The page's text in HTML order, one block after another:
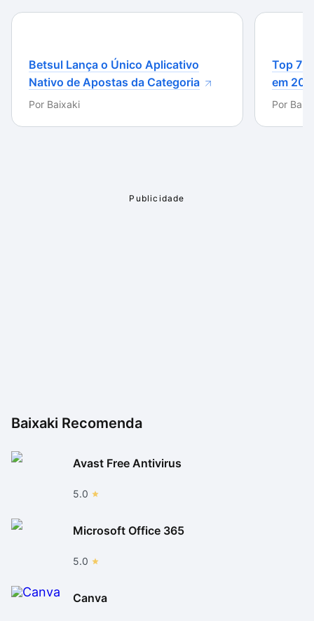
Betsul Lança o Único Aplicativo
Nativo de Apostas da Categoria
Por Baixaki
Top 7
em
Por
Baixaki Recomenda
Avast Free Antivirus
5.0
Microsoft Office 365
5.0
Canva